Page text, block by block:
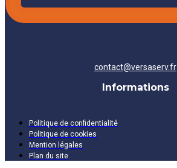
contact@versaserv.fr
Informations
Politique de confidentialité
Politique de cookies
Mention légales
Plan du site